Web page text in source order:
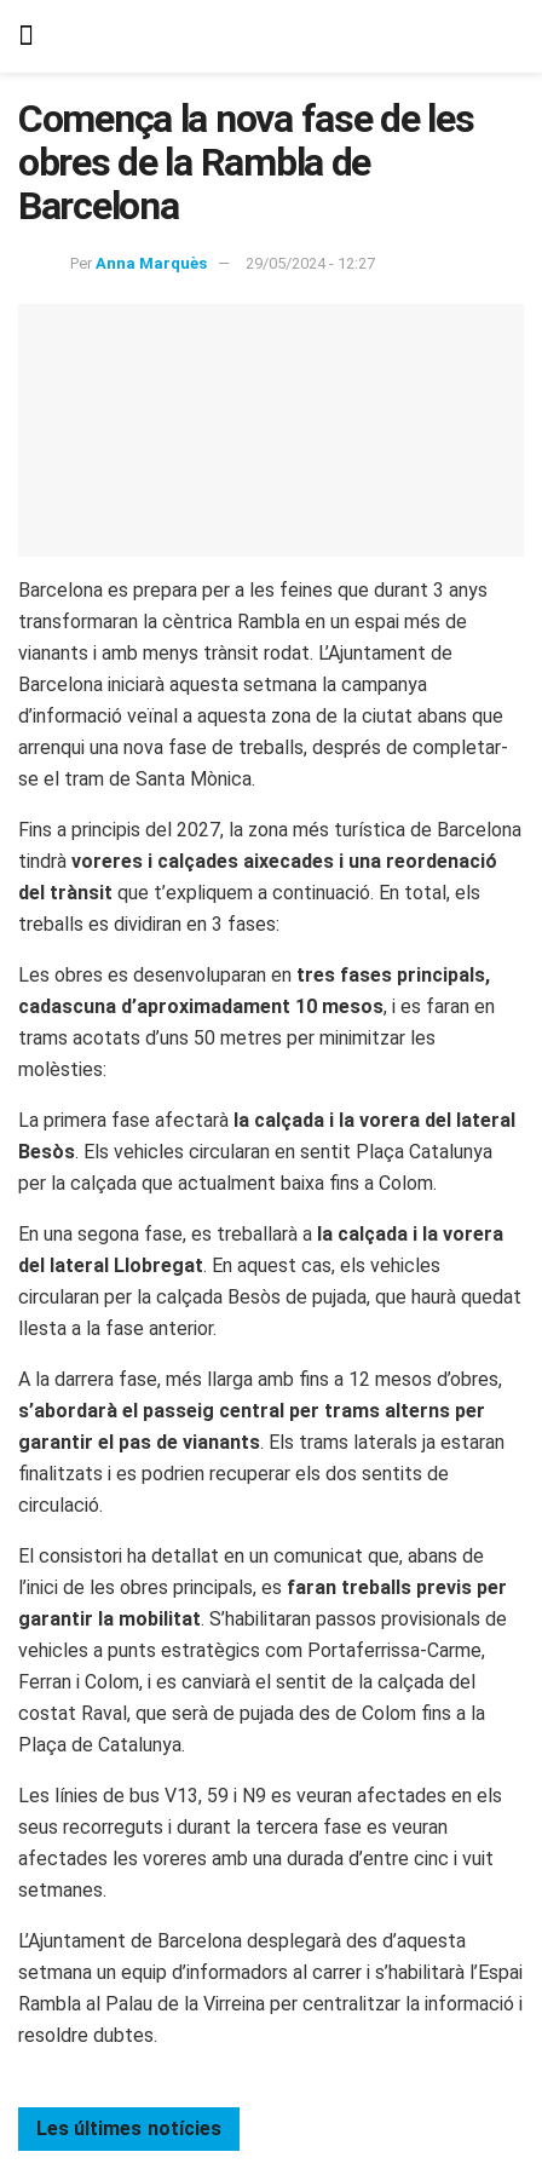
Comença la nova fase de les
obres de la Rambla de
Barcelona
Per Anna Marquès 29/05/2024 - 12:27
Barcelona es prepara per a les feines que durant 3 anys
transformaran la cèntrica Rambla en un espai més de
vianants i amb menys trànsit rodat. L’Ajuntament de
Barcelona iniciarà aquesta setmana la campanya
d’informació veïnal a aquesta zona de la ciutat abans que
arrenqui una nova fase de treballs, després de completar-
se el tram de Santa Mònica.
Fins a principis del 2027, la zona més turística de Barcelona
tindrà voreres i calçades aixecades i una reordenació
del trànsit que t’expliquem a continuació. En total, els
treballs es dividiran en 3 fases:
Les obres es desenvoluparan en tres fases principals,
cadascuna d’aproximadament 10 mesos, i es faran en
trams acotats d’uns 50 metres per minimitzar les
molèsties:
La primera fase afectarà la calçada i la vorera del lateral
Besòs. Els vehicles circularan en sentit Plaça Catalunya
per la calçada que actualment baixa fins a Colom.
En una segona fase, es treballarà a la calçada i la vorera
del lateral Llobregat. En aquest cas, els vehicles
circularan per la calçada Besòs de pujada, que haurà quedat
llesta a la fase anterior.
A la darrera fase, més llarga amb fins a 12 mesos d’obres,
s’abordarà el passeig central per trams alterns per
garantir el pas de vianants. Els trams laterals ja estaran
finalitzats i es podrien recuperar els dos sentits de
circulació.
El consistori ha detallat en un comunicat que, abans de
l’inici de les obres principals, es faran treballs previs per
garantir la mobilitat. S’habilitaran passos provisionals de
vehicles a punts estratègics com Portaferrissa-Carme,
Ferran i Colom, i es canviarà el sentit de la calçada del
costat Raval, que serà de pujada des de Colom fins a la
Plaça de Catalunya.
Les línies de bus V13, 59 i N9 es veuran afectades en els
seus recorreguts i durant la tercera fase es veuran
afectades les voreres amb una durada d’entre cinc i vuit
setmanes.
L’Ajuntament de Barcelona desplegarà des d’aquesta
setmana un equip d’informadors al carrer i s’habilitarà l’Espai
Rambla al Palau de la Virreina per centralitzar la informació i
resoldre dubtes.
Les últimes notícies